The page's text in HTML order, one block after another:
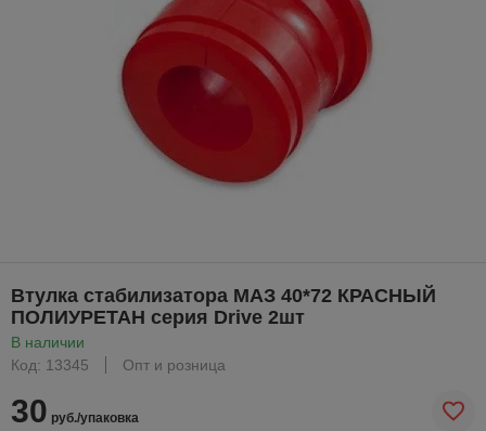
Втулка стабилизатора МАЗ 40*72 КРАСНЫЙ
ПОЛИУРЕТАН серия Drive 2шт
В наличии
Код: 13345
Опт и розница
30 руб./упаковка